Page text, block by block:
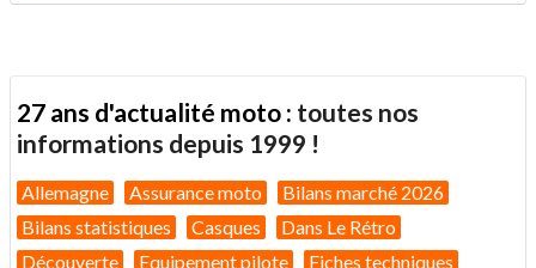
27 ans d'actualité moto : toutes nos
informations depuis 1999 !
Allemagne Assurance moto
Bilans marché 2026
Bilans statistiques
Casques
Dans Le Rétro
Découverte
Equipement pilote Fiches techniques